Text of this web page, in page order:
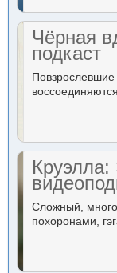
Чёрная
подкаст
Круэлла:
Сложный,
похоронами,